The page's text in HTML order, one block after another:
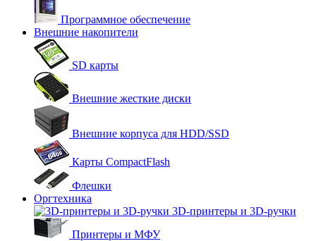
Программное обеспечение
Внешние накопители
SD карты
Внешние жесткие диски
Внешние корпуса для HDD/SSD
Карты CompactFlash
Флешки
Оргтехника
3D-принтеры и 3D-ручки
Принтеры и МФУ